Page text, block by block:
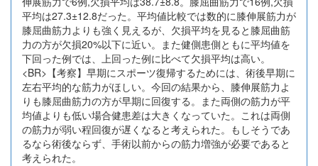
平均は27.3±12.8だった。平均値比較では数的に膝伸展筋力が
膝屈曲筋力よりも強く見えるが、欠損平均を見ると膝屈曲筋
力の方が欠損20%以下に近い。また健側患側ともに平均値を
下回った例では、上回った例に比べて欠損平均は高い。
<BR>【考察】早期にスポーツ復帰するためには、術後早期に
左右平均的な筋力がほしい。今回の結果から、膝伸展筋力よ
りも膝屈曲筋力の方が早期に回復する。また両側の筋力が平
均値よりも低い場合健患差は大きくなっていた。これは両側
の筋力が弱い程回復が遅くなると考えられた。もしそうであ
るなら術後ならず、手術以前からの筋力増強が必要であると
考えられた。